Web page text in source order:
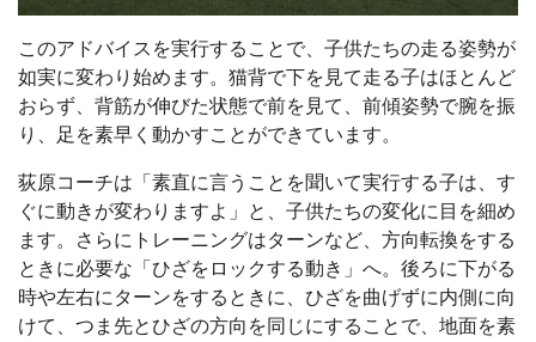
このアドバイスを実行することで、子供たちの走る姿勢が
如実に変わり始めます。猫背で下を見て走る子はほとんど
おらず、背筋が伸びた状態で前を見て、前傾姿勢で腕を振
り、足を素早く動かすことができています。
荻原コーチは「素直に言うことを聞いて実行する子は、す
ぐに動きが変わりますよ」と、子供たちの変化に目を細め
ます。さらにトレーニングはターンなど、方向転換をする
ときに必要な「ひざをロックする動き」へ。後ろに下がる
時や左右にターンをするときに、ひざを曲げずに内側に向
けて、つま先とひざの方向を同じにすることで、地面を素